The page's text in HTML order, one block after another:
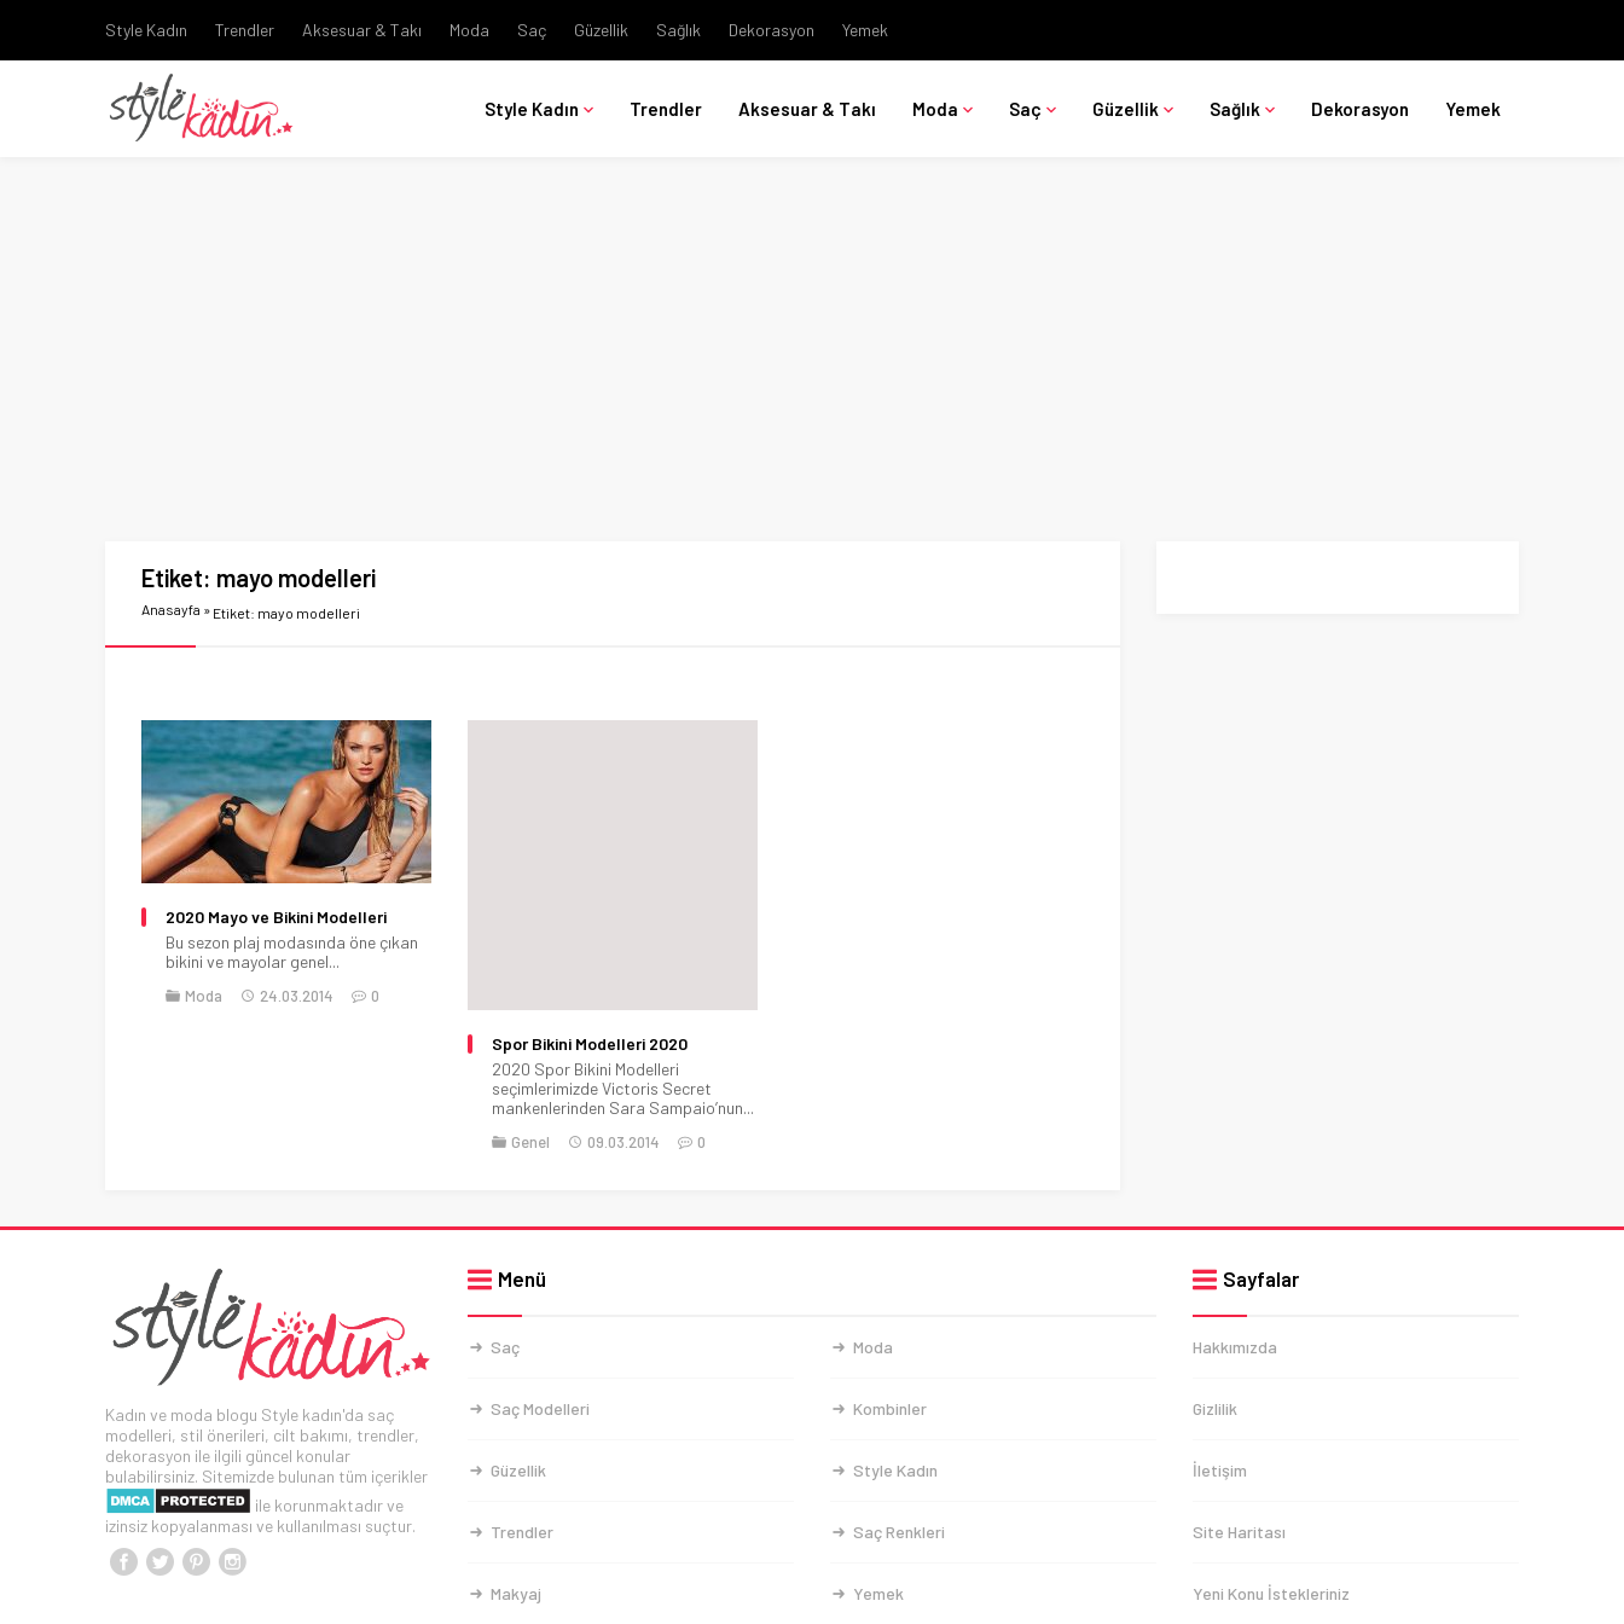
Style Kadın Trendler Aksesuar & Takı Moda Saç Güzellik Sağlık Dekorasyon Yemek
Style Kadın Trendler Aksesuar & Takı Moda Saç Güzellik Sağlık Dekorasyon Yemek
Etiket: mayo modelleri
Anasayfa » Etiket: mayo modelleri
2020 Mayo ve Bikini Modelleri
Bu sezon plaj modasında öne çıkan
bikini ve mayolar genel...
Moda 24.03.2014 0
Spor Bikini Modelleri 2020
2020 Spor Bikini Modelleri
seçimlerimizde Victoris Secret
mankenlerinden Sara Sampaio’nun...
Genel 09.03.2014 0
Kadın ve moda blogu Style kadın'da saç
modelleri, stil önerileri, cilt bakımı, trendler,
dekorasyon ile ilgili güncel konular
bulabilirsiniz. Sitemizde bulunan tüm içerikler
ile korunmaktadır ve
izinsiz kopyalanması ve kullanılması suçtur.
Menü
Saç Moda
Saç Modelleri Kombinler
Güzellik Style Kadın
Trendler Saç Renkleri
Makyaj Yemek
Sayfalar
Hakkımızda
Gizlilik
İletişim
Site Haritası
Yeni Konu İstekleriniz